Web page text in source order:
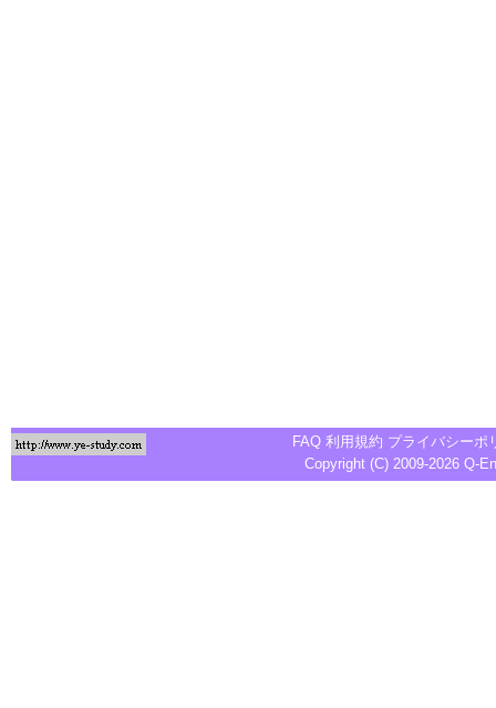
FAQ 利用規約 プライバシーポ
Copyright (C) 2009-2026 Q-